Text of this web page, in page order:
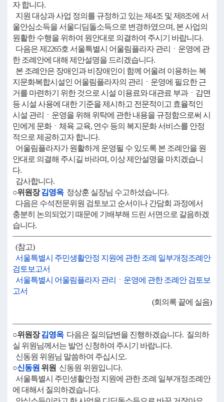
자 합니다.
지원 대상과 사업 정의를 규정하고 있는 제4조 및 제8조에 서
울안심소득을 서울디딤돌소득으로 변경하였으며, 본 사업의
원활한 수행을 위하여 원안대로 의결하여 주시기 바랍니다.
다음은 제2265호 서울특별시 어울림플라자 관리ㆍ운영에 관
한 조례안에 대해 제안설명을 드리겠습니다.
본 조례안은 장애인과 비장애인이 함께 어울려 이용하는 복
지문화복합시설인 어울림플라자의 관리ㆍ운영에 필요한 근
거를 마련하기 위한 것으로 시설 이용료와 대관료 부과ㆍ감면
등 시설 사용에 대한 기준을 제시하고 전문적이고 효율적인
시설 관리ㆍ운영을 위해 위탁에 관한 내용을 규정함으로써 시
민에게 문화ㆍ체육 교육, 연수 등의 복지문화 서비스를 안정
적으로 제공하고자 합니다.
어울림플라자가 원활하게 운영될 수 있도록 본 조례안을 원
안대로 의결해 주시길 바라며, 이상 제안설명을 마치겠습니
다.
감사합니다.
○위원장김영옥정상훈 실장님 수고하셨습니다.
다음은 수석전문위원 검토보고 순서이나 간담회 과정에서
충분히 논의되었기 때문에 기배부해 드린 서면으로 갈음하겠
습니다.
(참고)
서울특별시 주민생활안정 지원에 관한 조례 일부개정조례안
검토보고서
서울특별시 어울림플라자 관리ㆍ운영에 관한 조례안 검토보
고서
(회의록 끝에 실음)
○위원장김영옥다음은 질의답변을 진행하겠습니다. 질의하
실 위원님께서는 발언 신청하여 주시기 바랍니다.
신동원 위원님 말씀하여 주십시오.
○신동원 위원 신동원 위원입니다.
서울특별시 주민생활안정 지원에 관한 조례 일부개정조례안
에 대해서 질의하겠습니다.